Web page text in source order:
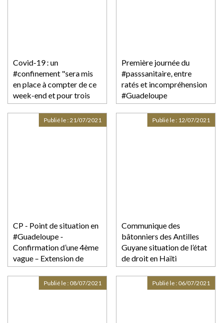
Covid-19 : un
#confinement "sera mis
en place à compter de ce
week-end et pour trois
semaines" en
#Martinique, annonce le
Première journée du
#passsanitaire, entre
ratés et incompréhension
#Guadeloupe
#CQFDAvocats
CP - Point de situation en
#Guadeloupe -
Confirmation d’une 4ème
vague – Extension de
l’obligation du port du
masque en extérieur –
Obligation du « pass
Publié le :21/07/2021
Communique des
bâtonniers des Antilles
Guyane situation de l’état
de droit en Haïti
Publié le : 12/07/2021
Publié le : 08/07/2021 Publié le : 06/07/2021